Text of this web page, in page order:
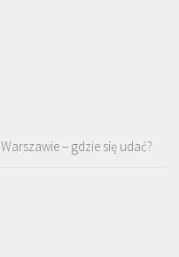
– gdzie się udać?